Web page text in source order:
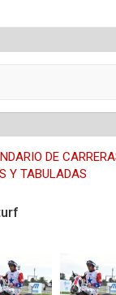
DE
Y TABULADAS